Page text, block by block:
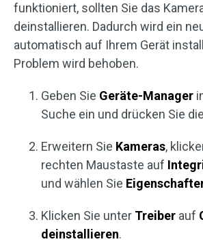
funktioniert, sollten Sie das
deinstallieren. Dadurch wird ein
automatisch auf Ihrem Gerät
Problem wird behoben.
Geben Sie Geräte-Manager
Suche ein und drücken Sie die
Erweitern Sie Kameras,
rechten Maustaste auf
und wählen Sie
Klicken Sie unter Treiber auf
deinstallieren.